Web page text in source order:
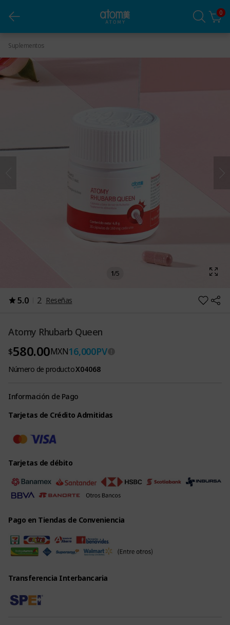
0
Suplementos
Atomy Rhubarb Queen
1/5
5.0 2 Reseñas
Atomy Rhubarb Queen
$580.00MXN16,000PV
Número de productoX04068
Información de Pago
Tarjetas de Crédito Admitidas
Tarjetas de débito
Pago en Tiendas de Conveniencia
Transferencia Interbancaria